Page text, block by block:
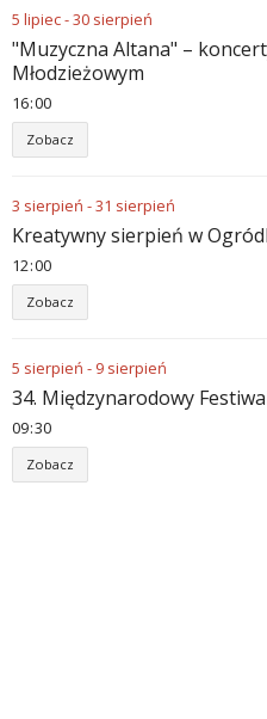
5 lipiec-30 sierpień
"Muzyczna Altana" –
Młodzieżowym
16:00
Zobacz
3 sierpień -31 sierpień
Kreatywny sierpień w
12:00
Zobacz
5 sierpień - 9 sierpień
34. Międzynarodowy
09:30
Zobacz